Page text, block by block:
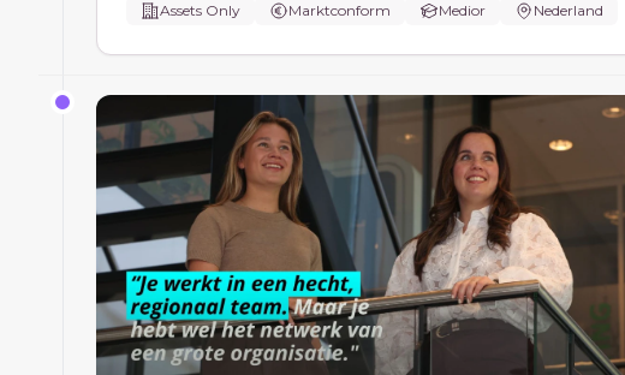
sparringpartner, verbindt stakeholders en vertaalt
Assets Only Marktconform Medior Nederland